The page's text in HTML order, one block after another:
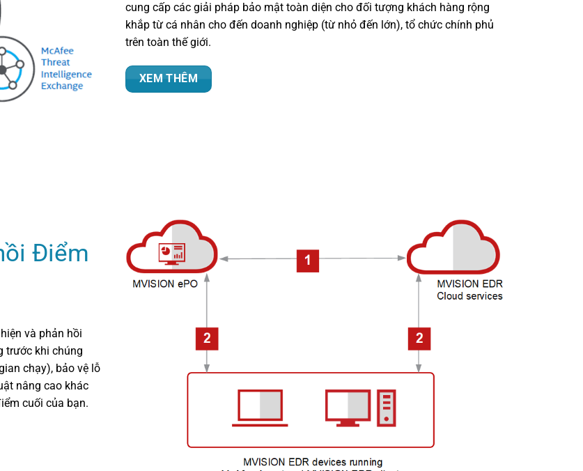
cung cấp các giải pháp bảo mật toàn diện cho đối tượng khách hàng rộng
khắp từ cá nhân cho đến doanh nghiệp (từ nhỏ đến lớn), tổ chức chính phủ
trên toàn thế giới.
XEM THÊM
Điểm
và phản hồi
trước khi chúng
chạy), bảo vệ lỗ
nâng cao khác
cuối của bạn.